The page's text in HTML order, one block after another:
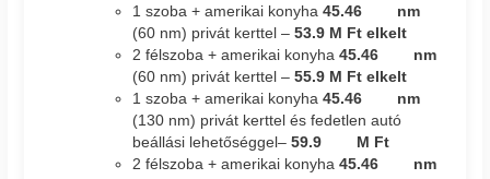
1 szoba + amerikai konyha45.46 nm
(60 nm) privát kerttel –53.9 M Ft elkelt
2 félszoba + amerikai konyha45.46 nm
(60 nm) privát kerttel –55.9 M Ft elkelt
1 szoba + amerikai konyha45.46 nm
(130 nm) privát kerttel és fedetlen autó
beállási lehetőséggel–59.9 M Ft
2 félszoba + amerikai konyha45.46 nm